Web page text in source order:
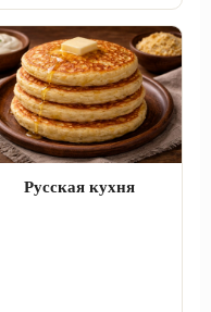
Русская кухня